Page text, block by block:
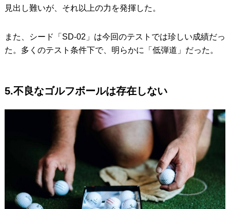
見出し難いが、それ以上の力を発揮した。
また、シード「SD-02」は今回のテストでは珍しい成績だっ
た。多くのテスト条件下で、明らかに「低弾道」だった。
5.不良なゴルフボールは存在しない